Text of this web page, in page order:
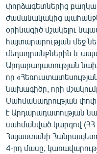
փորձագետներից
ժամանակակից
օրինագիծ մշակելու
հայտարարության մեջ
մեղադրանքներին և
Արդարադատության
որ
նախագիծը, որի
Սահմանադրության
է Արդարադատության
սահմանված կարգով
Հայաստանի
4-րդ մասը,